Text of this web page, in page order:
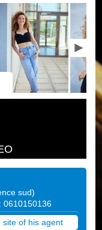
sud)
0610150136
site of his agent